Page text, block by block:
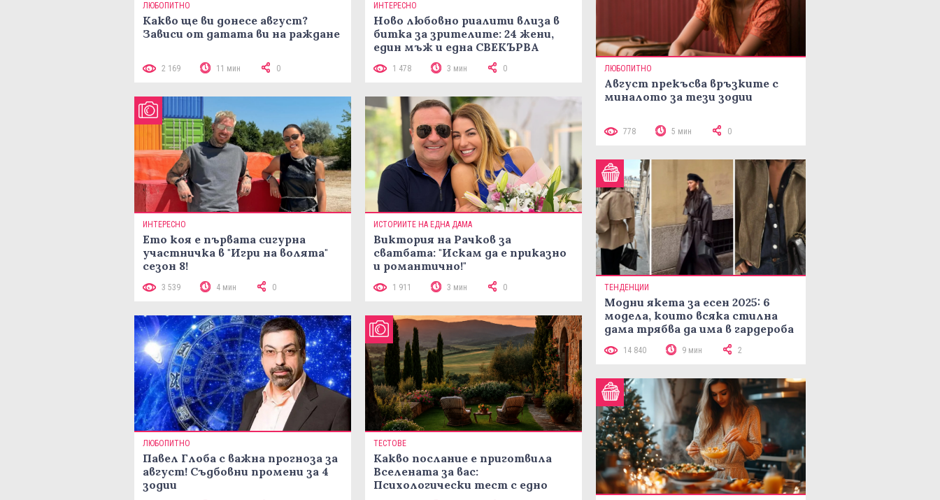
ЛЮБОПИТНО
Какво ще ви донесе август?
Зависи от датата ви на ражданe
2 169 11 мин 0
ИНТЕРЕСНО
Ново любовно риалити влиза в
битка за зрителите: 24 жени,
един мъж и една СВЕКЪРВА
1 478 3 мин 0
ИНТЕРЕСНО
Ето коя е първата сигурна
участничка в "Игри на волята"
сезон 8!
3 539 4 мин 0
ИСТОРИИТЕ НА ЕДНА ДАМА
Виктория на Рачков за
сватбата: "Искам да е приказно
и романтично!"
1 911 3 мин 0
ЛЮБОПИТНО
Павел Глоба с важна прогноза за
август! Съдбовни промени за 4
зодии
ТЕСТОВЕ
Какво послание е приготвила
Вселената за вас:
Психологически тест с едно
ЛЮБОПИТНО
Август прекъсва връзките с
миналото за тези зодии
778 5 мин 0
ТЕНДЕНЦИИ
Модни якета за есен 2025: 6
модела, които всяка стилна
дама трябва да има в гардероба
14 840 9 мин 2